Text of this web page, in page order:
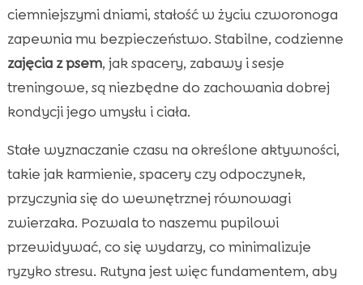
ciemniejszymi dniami, stałość w życiu czworonoga
zapewnia mu bezpieczeństwo. Stabilne, codzienne
zajęcia z psem, jak spacery, zabawy i sesje
treningowe, są niezbędne do zachowania dobrej
kondycji jego umysłu i ciała.
Stałe wyznaczanie czasu na określone aktywności,
takie jak karmienie, spacery czy odpoczynek,
przyczynia się do wewnętrznej równowagi
zwierzaka. Pozwala to naszemu pupilowi
przewidywać, co się wydarzy, co minimalizuje
ryzyko stresu. Rutyna jest więc fundamentem, aby